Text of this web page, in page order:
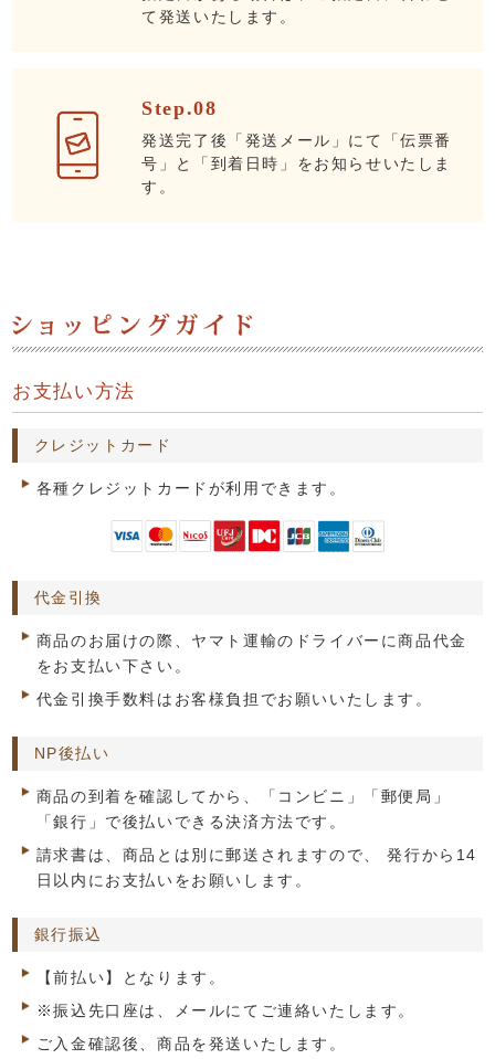
て発送いたします。
Step.08
発送完了後「発送メール」にて「伝票番
号」と「到着日時」をお知らせいたしま
す。
お支払い方法
クレジットカード
各種クレジットカードが利用できます。
代金引換
商品のお届けの際、ヤマト運輸のドライバーに商品代金
をお支払い下さい。
代金引換手数料はお客様負担でお願いいたします。
NP後払い
商品の到着を確認してから、「コンビニ」「郵便局」
「銀行」で後払いできる決済方法です。
請求書は、商品とは別に郵送されますので、 発行から14
日以内にお支払いをお願いします。
銀行振込
【前払い】となります。
※振込先口座は、メールにてご連絡いたします。
ご入金確認後、商品を発送いたします。